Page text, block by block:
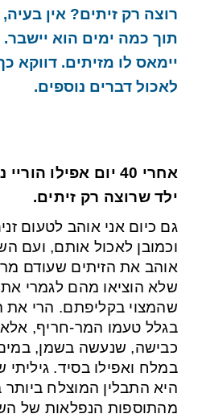
רוצה רק זיתים? אין בעיה,
תוך כמה ימים הוא יישבר.
יימאס לו מזיתים. דווקא
לאכול דברים נוספים.
אחרי 40 יום אפילו
ילד שרוצה רק זיתים.
גם כיום אני אוהב לטעום
וכמובן לאכול אותם, ועם
אוהב את הזיתים שעודם
שלא הוציאו מהם לגמרי
שהמצוי בקליפתם. הרי את
בגלל טעמו המר-חריף,
כבישה, שנעשה בשמן,
במלח ואפילו בסיד.
היא התבלין המוצלח ביותר
מהתוספות הנפלאות של